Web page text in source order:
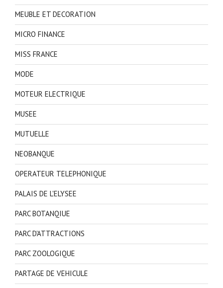
MEUBLE ET DECORATION
MICRO FINANCE
MISS FRANCE
MODE
MOTEUR ELECTRIQUE
MUSEE
MUTUELLE
NEOBANQUE
OPERATEUR TELEPHONIQUE
PALAIS DE L'ELYSEE
PARC BOTANQIUE
PARC D'ATTRACTIONS
PARC ZOOLOGIQUE
PARTAGE DE VEHICULE